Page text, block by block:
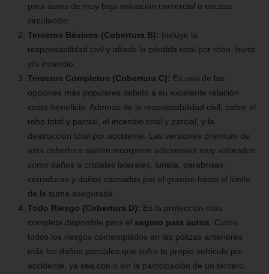
para autos de muy baja valuación comercial o escasa
circulación.
Terceros Básicos (Cobertura B): Incluye la
responsabilidad civil y añade la pérdida total por robo, hurto
y/o incendio.
Terceros Completos (Cobertura C): Es una de las
opciones más populares debido a su excelente relación
costo-beneficio. Además de la responsabilidad civil, cubre el
robo total y parcial, el incendio total y parcial, y la
destrucción total por accidente. Las versiones premium de
esta cobertura suelen incorporar adicionales muy valorados
como daños a cristales laterales, luneta, parabrisas,
cerraduras y daños causados por el granizo hasta el límite
de la suma asegurada.
Todo Riesgo (Cobertura D): Es la protección más
completa disponible para el seguro para autos . Cubre
todos los riesgos contemplados en las pólizas anteriores
más los daños parciales que sufra tu propio vehículo por
accidente, ya sea con o sin la participación de un tercero.